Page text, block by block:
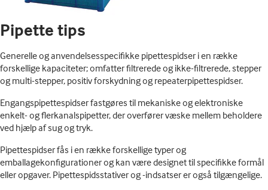
Pipette tips
Generelle og anvendelsesspecifikke pipettespidser i en række
forskellige kapaciteter; omfatter filtrerede og ikke-filtrerede, stepper
og multi-stepper, positiv forskydning og repeaterpipettespidser.
Engangspipettespidser fastgøres til mekaniske og elektroniske
enkelt- og flerkanalspipetter, der overfører væske mellem beholdere
ved hjælp af sug og tryk.
Pipettespidser fås i en række forskellige typer og
emballagekonfigurationer og kan være designet til specifikke formål
eller opgaver. Pipettespidsstativer og -indsatser er også tilgængelige.